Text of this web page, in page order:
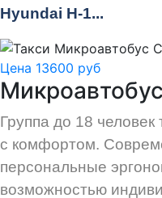
Hyundai H-1...
Цена 13600 руб
Группа до 18
с комфортом.
персональные
возможностью